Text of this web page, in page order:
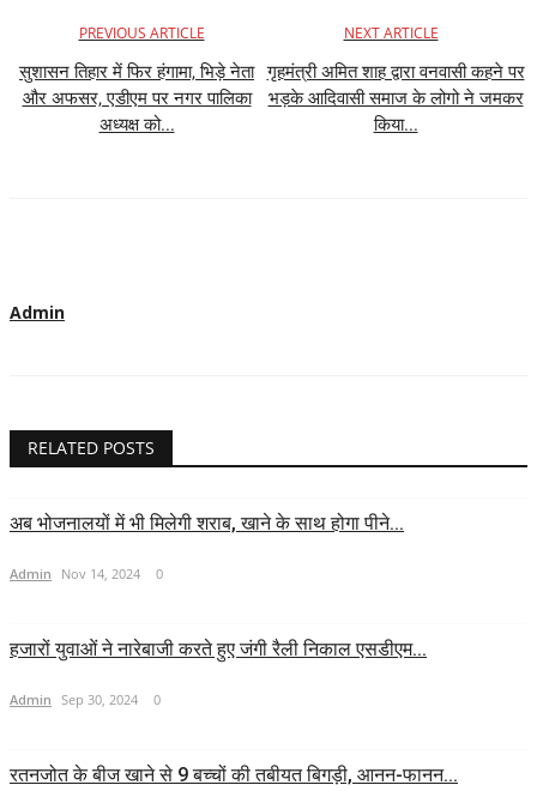
PREVIOUS ARTICLE
सुशासन तिहार में फिर हंगामा, भिड़े नेता
और अफसर, एडीएम पर नगर पालिका
अध्यक्ष को...
NEXT ARTICLE
गृहमंत्री अमित शाह द्वारा वनवासी कहने पर
भड़के आदिवासी समाज के लोगो ने जमकर
किया...
Admin
RELATED POSTS
अब भोजनालयों में भी मिलेगी शराब, खाने के साथ होगा पीने...
Admin Nov 14, 2024 0
हजारों युवाओं ने नारेबाजी करते हुए जंगी रैली निकाल एसडीएम...
Admin Sep 30, 2024 0
रतनजोत के बीज खाने से 9 बच्चों की तबीयत बिगड़ी, आनन-फानन...